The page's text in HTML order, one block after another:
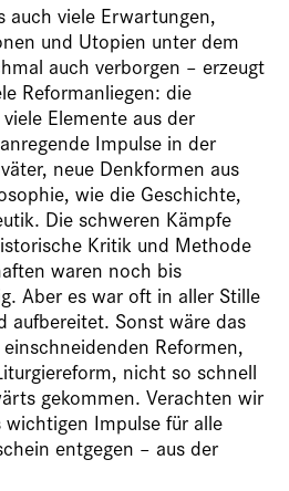
auch viele Erwartungen,
und Utopien unter dem
auch verborgen – erzeugt
Reformanliegen: die
Elemente aus der
Impulse in der
neue Denkformen aus
wie die Geschichte,
Die schweren Kämpfe
Kritik und Methode
waren noch bis
Aber es war oft in aller Stille
aufbereitet. Sonst wäre das
Reformen,
nicht so schnell
gekommen. Verachten wir
Impulse für alle
entgegen – aus der